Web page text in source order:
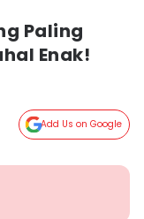
Paling
Enak!
Add Us on Google